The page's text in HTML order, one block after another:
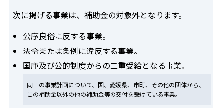
次に掲げる事業は、補助金の対象外となります。
公序良俗に反する事業。
法令または条例に違反する事業。
国庫及び公的制度からの二重受給となる事業。
同一の事業計画について、国、愛媛県、市町、その他の団体から、
この補助金以外の他の補助金等の交付を受けている事業。